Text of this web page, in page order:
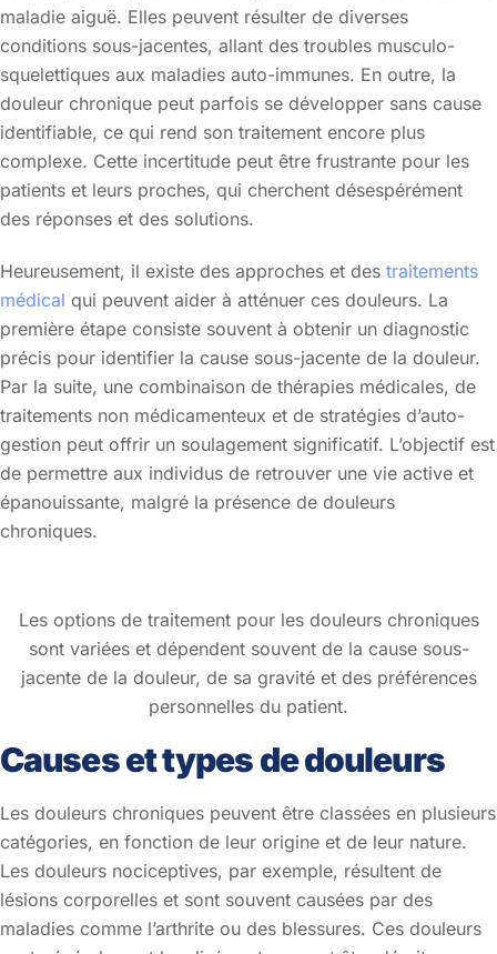
maladie aiguë. Elles peuvent résulter de diverses
conditions sous-jacentes, allant des troubles musculo-
squelettiques aux maladies auto-immunes. En outre, la
douleur chronique peut parfois se développer sans cause
identifiable, ce qui rend son traitement encore plus
complexe. Cette incertitude peut être frustrante pour les
patients et leurs proches, qui cherchent désespérément
des réponses et des solutions.
Heureusement, il existe des approches et des traitements
médical qui peuvent aider à atténuer ces douleurs. La
première étape consiste souvent à obtenir un diagnostic
précis pour identifier la cause sous-jacente de la douleur.
Par la suite, une combinaison de thérapies médicales, de
traitements non médicamenteux et de stratégies d’auto-
gestion peut offrir un soulagement significatif. L’objectif est
de permettre aux individus de retrouver une vie active et
épanouissante, malgré la présence de douleurs
chroniques.
Les options de traitement pour les douleurs chroniques
sont variées et dépendent souvent de la cause sous-
jacente de la douleur, de sa gravité et des préférences
personnelles du patient.
Causes et types de douleurs
Les douleurs chroniques peuvent être classées en plusieurs
catégories, en fonction de leur origine et de leur nature.
Les douleurs nociceptives, par exemple, résultent de
lésions corporelles et sont souvent causées par des
maladies comme l’arthrite ou des blessures. Ces douleurs